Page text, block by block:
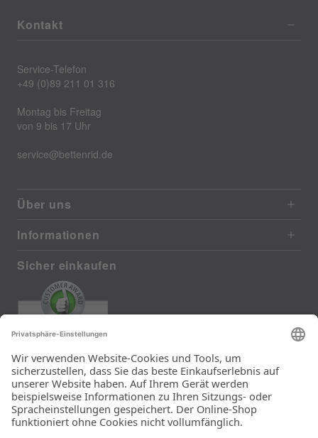
Kontakt
Service-Telefon
+49 (0)89 211 01 316
Montag bis Freitag
von 9 bis 17 Uhr
service@bettenrid.de
Über uns
Informationen
Sicher einkaufen
372 reviews from real customers
(last 12 months)
Total: 11290
Die Auswahl und die
Einfachheit der
Bestellung.